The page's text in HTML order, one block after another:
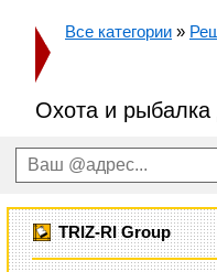
Все категории »
Охота и рыбалка
TRIZ-RI Group